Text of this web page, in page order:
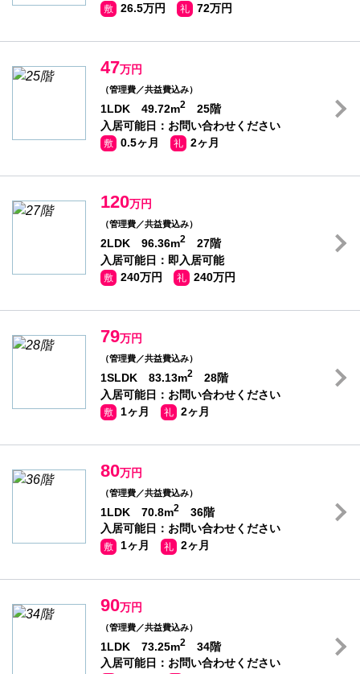
敷 26.5万円 礼 72万円
47万円
（管理費／共益費込み）
1LDK 49.72m2
25階
入居可能日：お問い合わせください
敷 0.5ヶ月 礼 2ヶ月
120万円
（管理費／共益費込み）
2LDK 96.36m2
27階
入居可能日：即入居可能
敷 240万円 礼 240万円
79万円
（管理費／共益費込み）
1SLDK 83.13m2
28階
入居可能日：お問い合わせください
敷 1ヶ月 礼 2ヶ月
80万円
（管理費／共益費込み）
1LDK 70.8m2
36階
入居可能日：お問い合わせください
敷 1ヶ月 礼 2ヶ月
90万円
（管理費／共益費込み）
1LDK 73.25m2
34階
入居可能日：お問い合わせください